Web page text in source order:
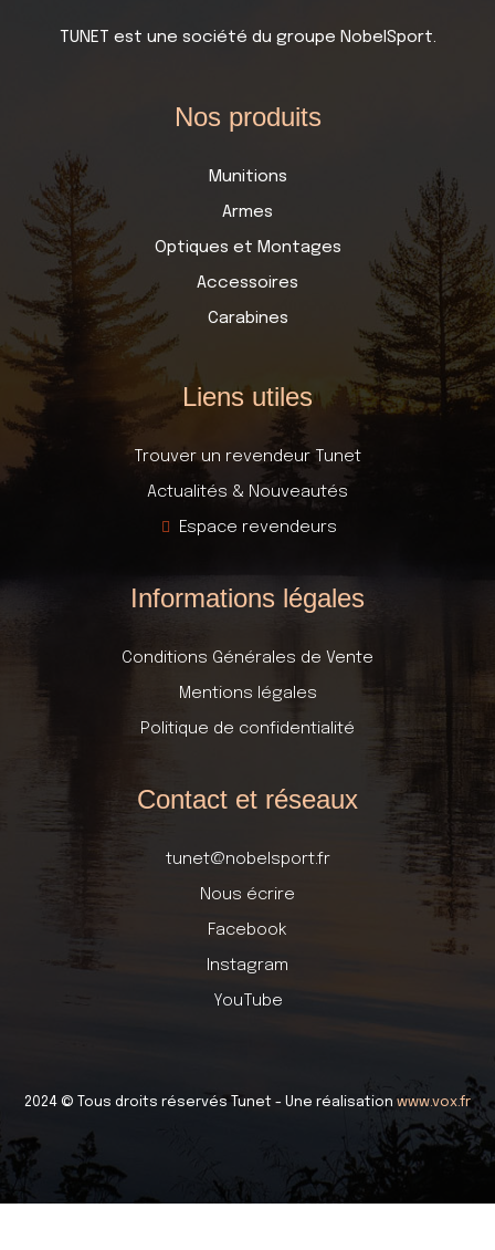
TUNET est une société du groupe NobelSport.
Nos produits
Munitions
Armes
Optiques et Montages
Accessoires
Carabines
Liens utiles
Trouver un revendeur Tunet
Actualités & Nouveautés
Espace revendeurs
Informations légales
Conditions Générales de Vente
Mentions légales
Politique de confidentialité
Contact et réseaux
tunet@nobelsport.fr
Nous écrire
Facebook
Instagram
YouTube
2024 © Tous droits réservés Tunet - Une réalisation www.vox.fr